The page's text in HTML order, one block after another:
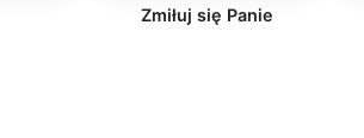
Zmiłuj się Panie